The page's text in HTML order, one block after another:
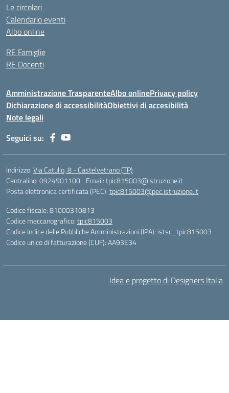
Le circolari
Calendario eventi
Albo online
RE Famiglie
RE Docenti
Amministrazione TrasparenteAlbo onlinePrivacy policy
Dichiarazione di accessibilitàObiettivi di accesibilità
Note legali
Seguici su:
Indirizzo:Via Catullo, 8 - Castelvetrano (TP)
Centralino:0924901100 Email:tpic815003@istruzione.it
Posta elettronica certificata (PEC):tpic815003@pec.istruzione.it
Codice fiscale: 81000310813
Codice meccanografico:tpic815003
Codice Indice delle Pubbliche Amministrazioni (IPA): istsc_tpic815003
Codice unico di fatturazione (CUF): AA93E34
Idea e progetto di Designers Italia